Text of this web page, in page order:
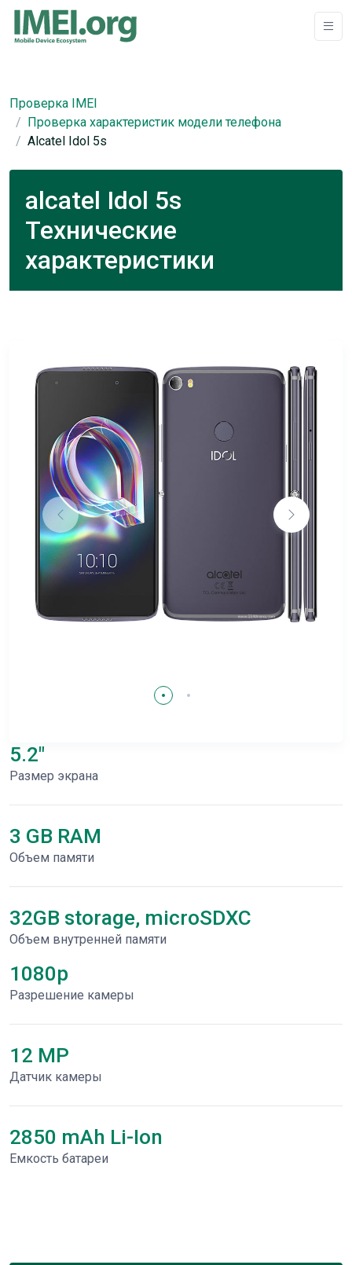
Проверка IMEI
Проверка характеристик модели телефона
Alcatel Idol 5s
alcatel Idol 5s
Технические
характеристики
5.2"
Размер экрана
3 GB RAM
Объем памяти
32GB storage, microSDXC
Объем внутренней памяти
1080p
Разрешение камеры
12 MP
Датчик камеры
2850 mAh Li-Ion
Емкость батареи